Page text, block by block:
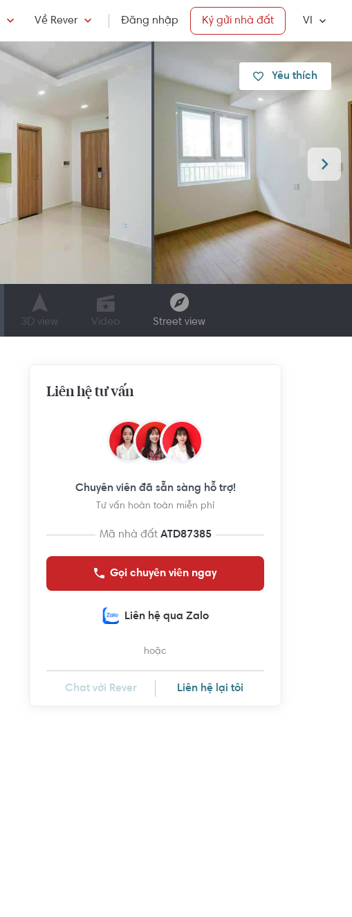
Về Rever Đăng nhập Ký gửi nhà đất VI
Yêu thích
3D view Video Street view
Liên hệ tư vấn
Chuyên viên đã sẵn sàng hỗ trợ!
Tư vấn hoàn toàn miễn phí
Mã nhà đất ATD87385
Gọi chuyên viên ngay
Liên hệ qua Zalo
hoặc
Chat với Rever Liên hệ lại tôi